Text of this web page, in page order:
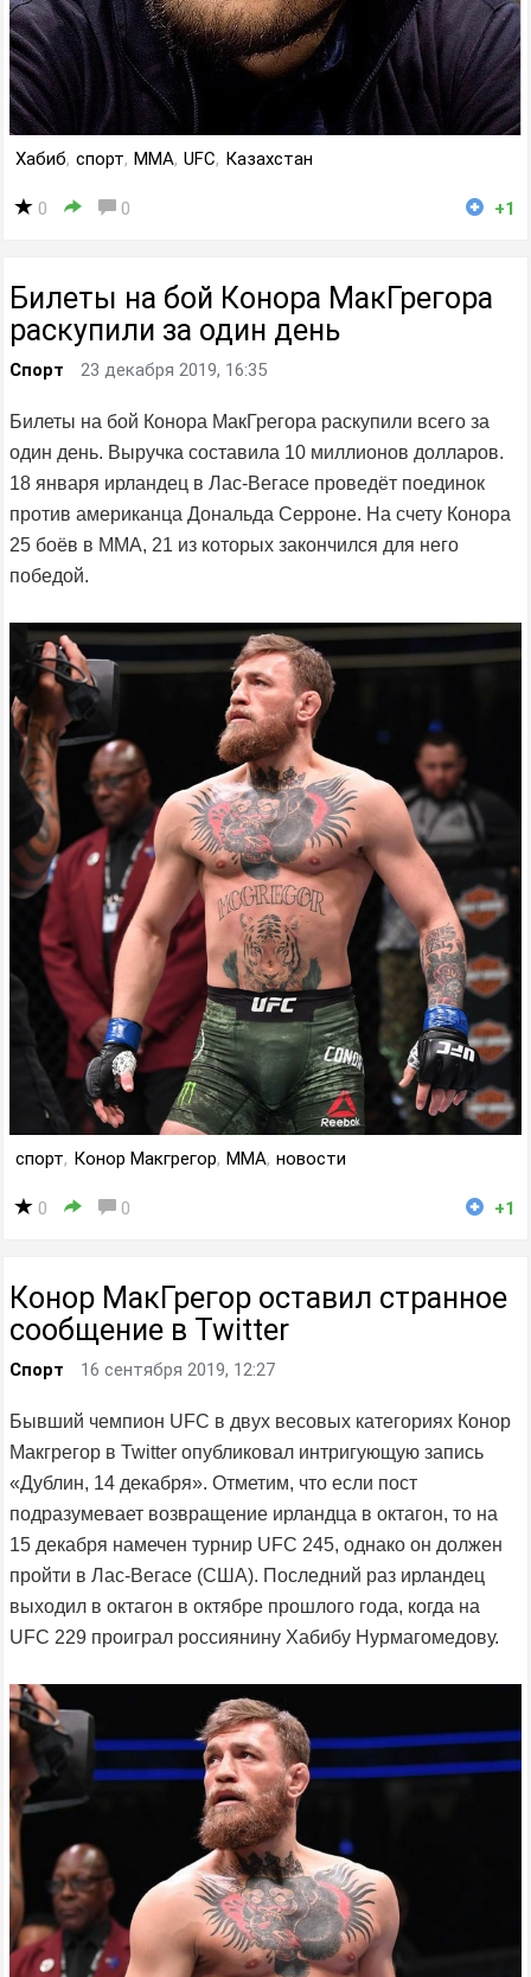
Хабиб, спорт, MMA, UFC, Казахстан
0 0 +1
Билеты на бой Конора МакГрегора
раскупили за один день
Спорт 23 декабря 2019, 16:35
Билеты на бой Конора МакГрегора раскупили всего за
один день. Выручка составила 10 миллионов долларов.
18 января ирландец в Лас-Вегасе проведёт поединок
против американца Дональда Серроне. На счету Конора
25 боёв в MMA, 21 из которых закончился для него
победой.
спорт, Конор Макгрегор, MMA, новости
0 0 +1
Конор МакГрегор оставил странное
сообщение в Twitter
Спорт 16 сентября 2019, 12:27
Бывший чемпион UFC в двух весовых категориях Конор
Макгрегор в Twitter опубликовал интригующую запись
«Дублин, 14 декабря». Отметим, что если пост
подразумевает возвращение ирландца в октагон, то на
15 декабря намечен турнир UFC 245, однако он должен
пройти в Лас-Вегасе (США). Последний раз ирландец
выходил в октагон в октябре прошлого года, когда на
UFC 229 проиграл россиянину Хабибу Нурмагомедову.